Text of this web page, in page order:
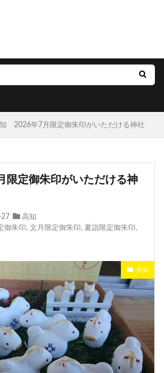
2026年7月限定御朱印がいただける神社
定御朱印がいただける神
27
高知
御朱印, 文月限定御朱印, 夏詣限定御朱印,
高知